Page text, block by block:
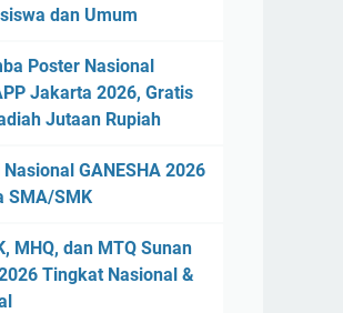
dan Umum
Poster Nasional
Jakarta 2026, Gratis
Jutaan Rupiah
GANESHA 2026
SMA/SMK
MHQ, dan MTQ Sunan
Tingkat Nasional &